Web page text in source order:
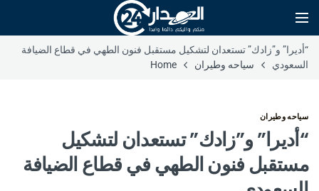
“أديرا” و”زادك” تستعدان لتشكيل مستقبل فنون الطهي في قطاع الضيافة
السعودي
سياحه وطيران Home
سياحه وطيران
“أديرا” و”زادك” تستعدان لتشكيل
مستقبل فنون الطهي في قطاع الضيافة